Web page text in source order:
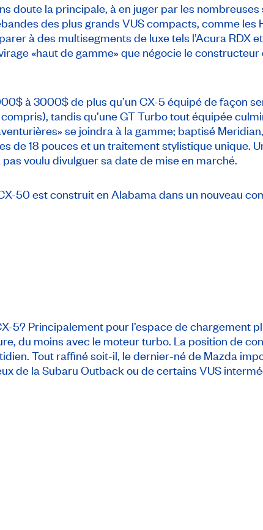
doute la principale, à en juger par les
des plus grands VUS compacts, comme les
à des multisegments de luxe tels l’Acura RDX
«haut de gamme» que négocie le constructeur
à 3000$ de plus qu’un CX-5 équipé de façon
tandis qu’une GT Turbo tout équipée
se joindra à la gamme; baptisé
de 18 pouces et un traitement stylistique unique.
voulu divulguer sa date de mise en marché.
50 est construit en Alabama dans un nouveau
5? Principalement pour l’espace de chargement
du moins avec le moteur turbo. La position de
Tout raffiné soit-il, le dernier-né de Mazda
de la Subaru Outback ou de certains VUS